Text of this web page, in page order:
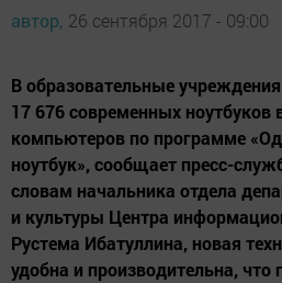
автор, 26 сентября 2017 - 09:00
В образовательные
17 676 современных ноутбуков
компьютеров по программе
ноутбук», сообщает пресс-
словам начальника отдела
и культуры Центра
Рустема Ибатуллина, новая
удобна и производительна, что